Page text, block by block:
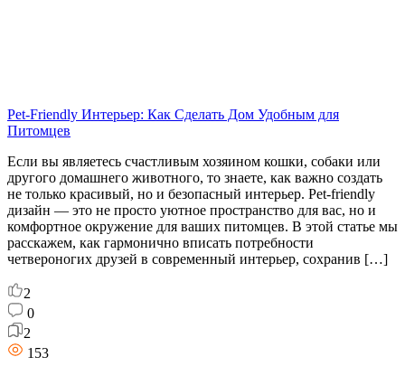
Pet-Friendly Интерьер: Как Сделать Дом Удобным для
Питомцев
Если вы являетесь счастливым хозяином кошки, собаки или
другого домашнего животного, то знаете, как важно создать
не только красивый, но и безопасный интерьер. Pet-friendly
дизайн — это не просто уютное пространство для вас, но и
комфортное окружение для ваших питомцев. В этой статье мы
расскажем, как гармонично вписать потребности
четвероногих друзей в современный интерьер, сохранив […]
2
0
2
153